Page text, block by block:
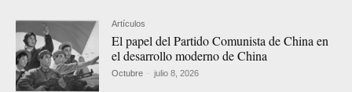
Artículos
El papel del Partido Comunista de China en
el desarrollo moderno de China
Octubre - julio 8, 2026